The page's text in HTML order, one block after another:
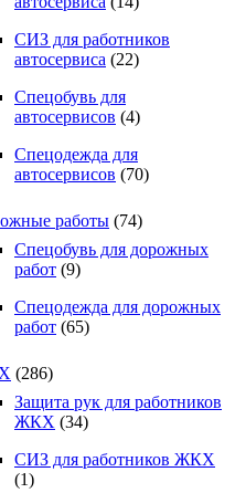
СИЗ для работников
автосервиса (22)
Спецобувь для
автосервисов (4)
Спецодежда для
автосервисов (70)
работы (74)
Спецобувь для дорожных
работ (9)
Спецодежда для дорожных
работ (65)
(286)
Защита рук для работников
ЖКХ (34)
СИЗ для работников ЖКХ
(1)